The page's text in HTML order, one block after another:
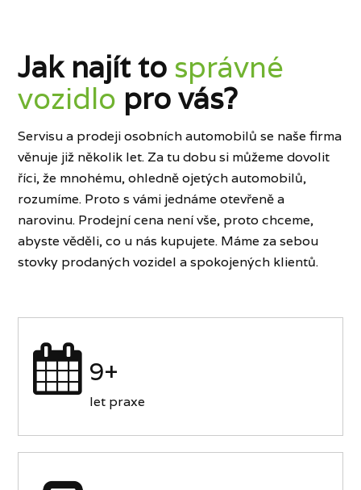
Jak najít to správné
vozidlo pro vás?
Servisu a prodeji osobních automobilů se naše firma
věnuje již několik let. Za tu dobu si můžeme dovolit
říci, že mnohému, ohledně ojetých automobilů,
rozumíme. Proto s vámi jednáme otevřeně a
narovinu. Prodejní cena není vše, proto chceme,
abyste věděli, co u nás kupujete. Máme za sebou
stovky prodaných vozidel a spokojených klientů.
9+
let praxe